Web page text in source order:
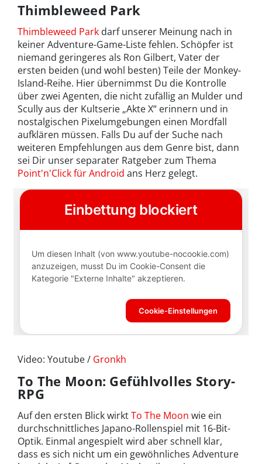
Thimbleweed Park
Thimbleweed Park darf unserer Meinung nach in
keiner Adventure-Game-Liste fehlen. Schöpfer ist
niemand geringeres als Ron Gilbert, Vater der
ersten beiden (und wohl besten) Teile der Monkey-
Island-Reihe. Hier übernimmst Du die Kontrolle
über zwei Agenten, die nicht zufällig an Mulder und
Scully aus der Kultserie „Akte X“ erinnern und in
nostalgischen Pixelumgebungen einen Mordfall
aufklären müssen. Falls Du auf der Suche nach
weiteren Empfehlungen aus dem Genre bist, dann
sei Dir unser separater Ratgeber zum Thema
Point'n'Click für Android ans Herz gelegt.
Video: Youtube / Gronkh
To The Moon: Gefühlvolles Story-
RPG
Auf den ersten Blick wirktTo The Moon wie ein
durchschnittliches Japano-Rollenspiel mit 16-Bit-
Optik. Einmal angespielt wird aber schnell klar,
dass es sich nicht um ein gewöhnliches Adventure